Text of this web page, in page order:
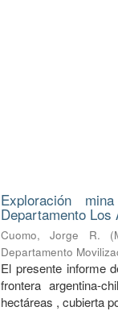
Exploración
Departamento Los
Cuomo, Jorge R. (
Departamento
El presente informe
frontera argentina-
hectáreas , cubierta